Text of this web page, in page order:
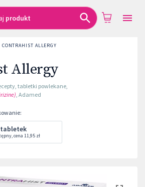
produkt
CONTRAHIST ALLERGY
Allergy
, tabletki powlekane,
, Adamed
:
tabletek
,cena 11,95 zł